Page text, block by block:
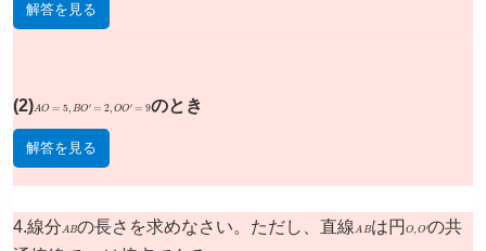
解答を見る
(2) A O ,B O′= O O′=9 のとき
解答を見る
4.線分 A Bの長さを求めなさい。ただし、直線 A Bは円 O O′の共